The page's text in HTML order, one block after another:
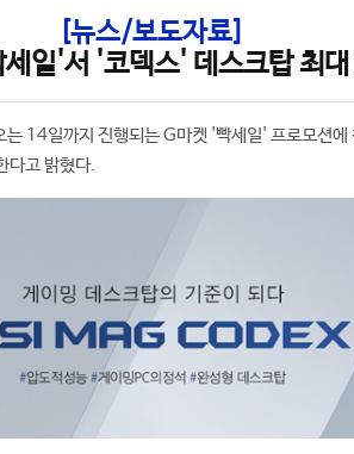
[뉴스/보도자료]
일'서 '코덱스' 데스크탑 최
14일까지 진행되는 G마켓 '빡세일' 프로모션에
다고 밝혔다.